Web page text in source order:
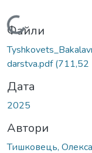
Вантажиться...
Файли
darstva.pdf(711,52
Дата
2025
Автори
Тишковець,